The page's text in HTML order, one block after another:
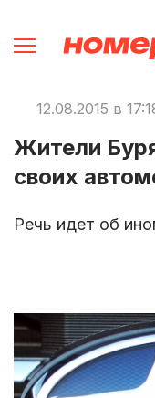
12.08.2015 в
Жители
своих
Речь идет об